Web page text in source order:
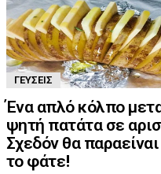
ΓΕΎΣΕΙΣ
Ένα απλό κόλπο
ψητή πατάτα σε
Σχεδόν θα
το φάτε!